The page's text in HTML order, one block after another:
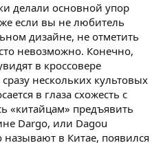
делали основной упор
если вы не любитель
дизайне, не отметить
невозможно. Конечно,
в кроссовере
нескольких культовых
в глаза схожесть с
«китайцам» предъявить
Dargo, или Dagou
называют в Китае, появился